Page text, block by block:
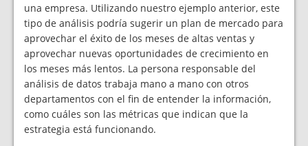
una empresa. Utilizando nuestro ejemplo anterior, este
tipo de análisis podría sugerir un plan de mercado para
aprovechar el éxito de los meses de altas ventas y
aprovechar nuevas oportunidades de crecimiento en
los meses más lentos. La persona responsable del
análisis de datos trabaja mano a mano con otros
departamentos con el fin de entender la información,
como cuáles son las métricas que indican que la
estrategia está funcionando.